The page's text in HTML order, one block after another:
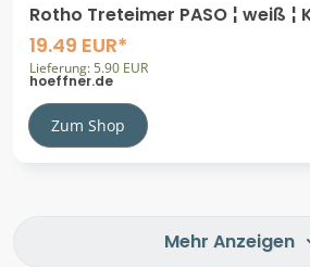
Rotho Treteimer PASO ¦ weiß ¦ Kunststoff ¦
Maße (cm): B: 29,3 H: 45,7 T: 26.6
19.49 EUR*
Lieferung: 5.90 EUR
hoeffner.de
Zum Shop
Mehr Anzeigen